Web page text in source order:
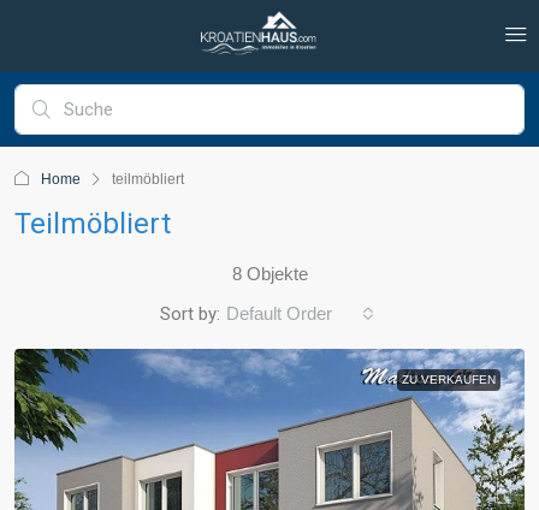
Home teilmöbliert
Teilmöbliert
8 Objekte
Sort by: Default Order
ZU VERKAUFEN